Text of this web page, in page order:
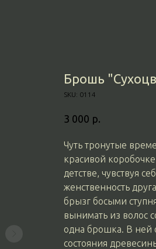
Брошь
SKU: 0114
3 000 р.
Чуть тронутые
красивой
детстве, чувствуя
женственность
брызг босыми
вынимать из волос
одна брошка. В ней
состояния